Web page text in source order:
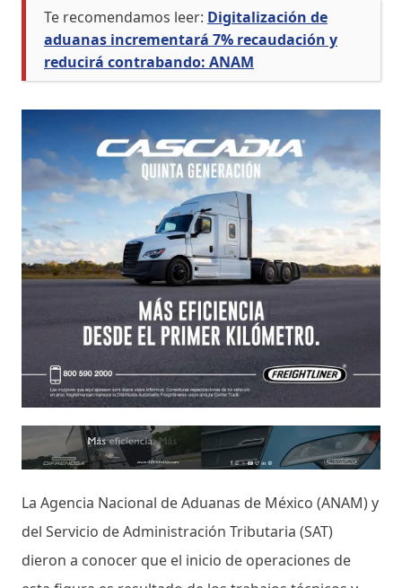
Te recomendamos leer: Digitalización de
aduanas incrementará 7% recaudación y
reducirá contrabando: ANAM
La Agencia Nacional de Aduanas de México (ANAM) y
del Servicio de Administración Tributaria (SAT)
dieron a conocer que el inicio de operaciones de